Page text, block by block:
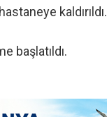
kaldırıldı.
başlatıldı.